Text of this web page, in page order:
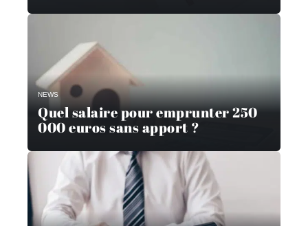
NEWS
Quel salaire pour emprunter 250
000 euros sans apport ?